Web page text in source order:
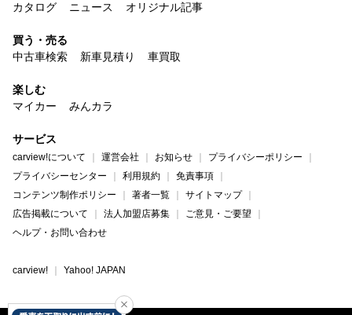
カタログ
ニュース オリジナル記事
買う・売る
中古車検索
新車見積り 車買取
楽しむ
マイカー
みんカラ
サービス
carview!について 運営会社 お知らせ
プライバシーポリシー
プライバシーセンター
利用規約
免責事項
コンテンツ制作ポリシー
著者一覧
サイトマップ
広告掲載について
法人加盟店募集
ご意見・ご要望
ヘルプ・お問い合わせ
carview! Yahoo! JAPAN